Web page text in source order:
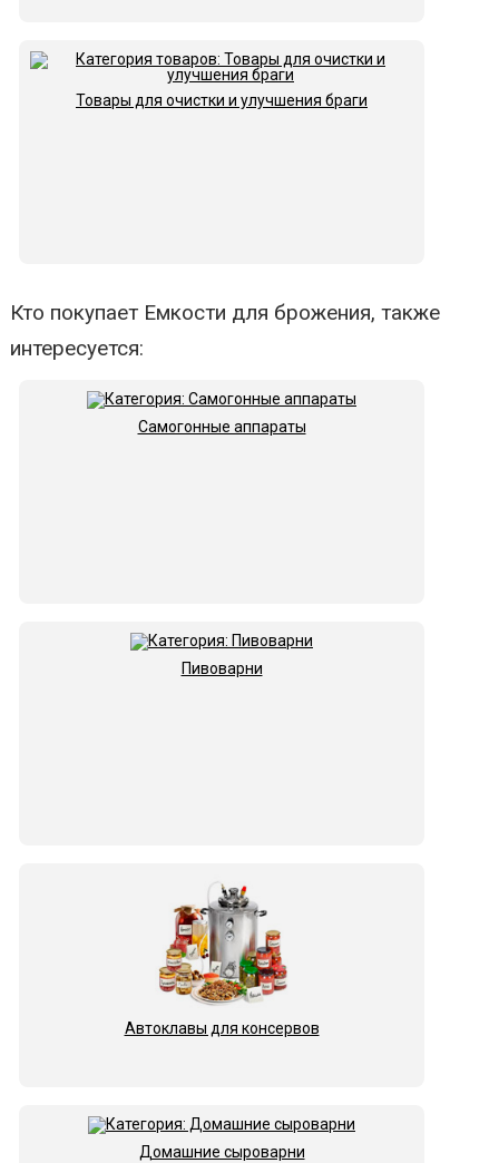
Товары для очистки и улучшения браги
Кто покупает Емкости для брожения, также
интересуется:
Самогонные аппараты
Пивоварни
Автоклавы для консервов
Домашние сыроварни